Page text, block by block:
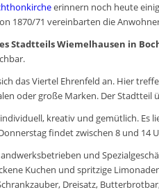
erinnern noch heute
1870/71 vereinbarten die
Stadtteils Wiemelhausen in
das Viertel Ehrenfeld an. Hier
oder große Marken. Der
kreativ und gemütlich. Es
findet zwischen 8 und 14
und
Kuchen und spritzige
Dreisatz,